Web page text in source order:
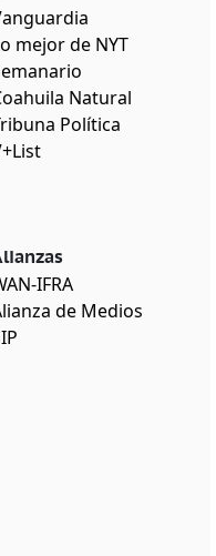
mejor de NYT
Natural
Política
IFRA
de Medios